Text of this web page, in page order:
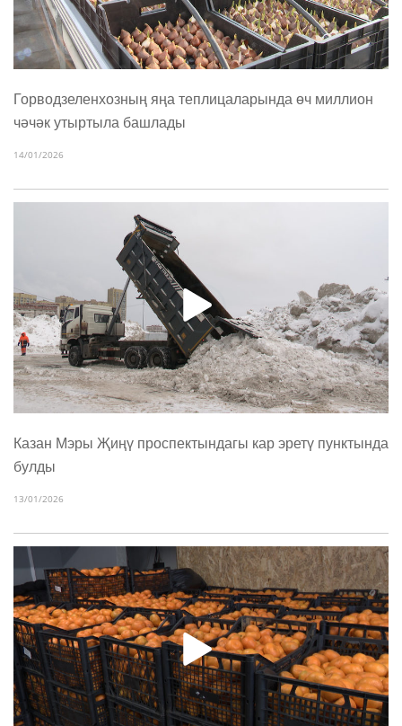
Горводзеленхозның яңа теплицаларында өч миллион
чәчәк утыртыла башлады
14/01/2026
Казан Мэры Җиңү проспектындагы кар эретү пунктында
булды
13/01/2026